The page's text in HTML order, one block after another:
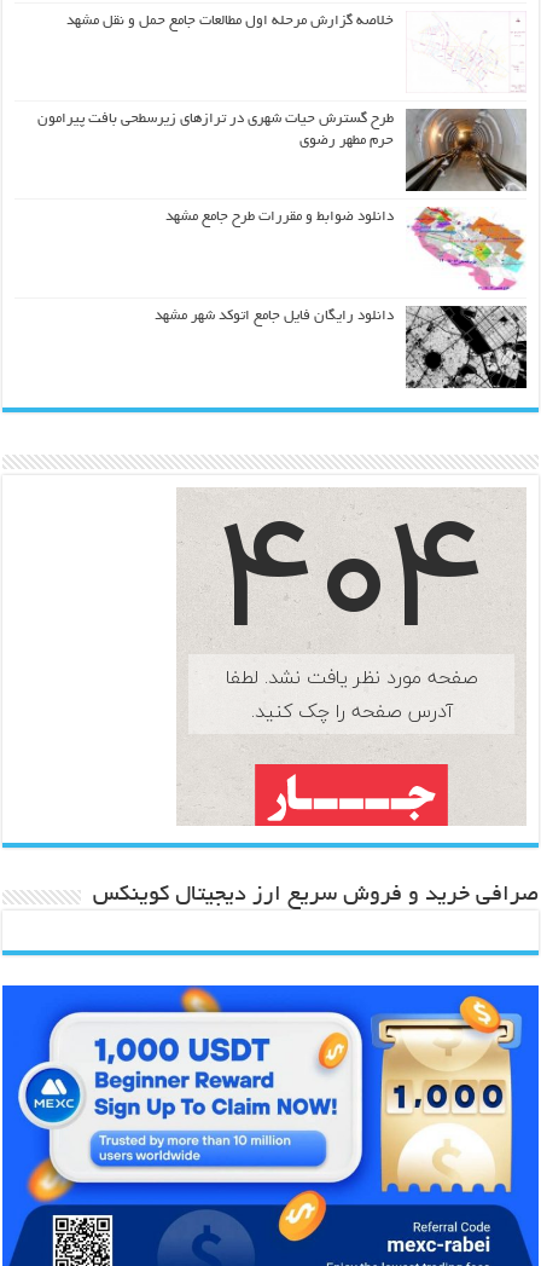
خلاصه گزارش مرحله اول مطالعات جامع حمل و نقل مشهد
طرح گسترش حیات شهري در ترازهاي زیرسطحی بافت پیرامون
حرم مطهر رضوي
دانلود ضوابط و مقررات طرح جامع مشهد
دانلود رایگان فایل جامع اتوکد شهر مشهد
صرافی خرید و فروش سریع ارز دیجیتال کوینکس